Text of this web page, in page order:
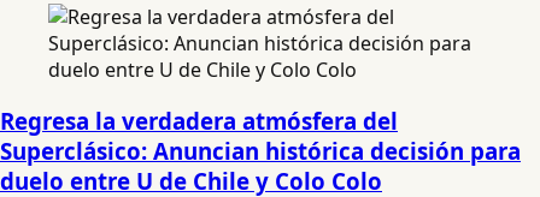
Regresa la verdadera atmósfera del
Superclásico: Anuncian histórica decisión para
duelo entre U de Chile y Colo Colo